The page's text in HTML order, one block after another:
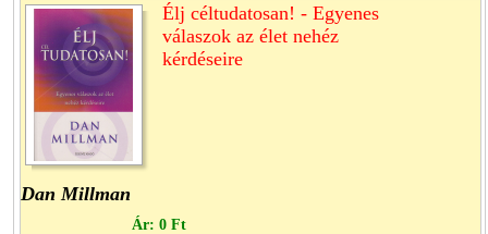
Élj céltudatosan! - Egyenes
válaszok az élet nehéz
kérdéseire
Dan Millman
Ár: 0 Ft